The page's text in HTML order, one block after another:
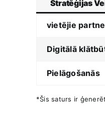
Stratēģijas
vietējie
Digitālā
Pielāgošanās
*Šis saturs‍ ir